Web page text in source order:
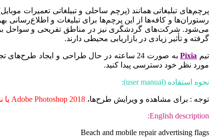
پرچم‌های تبلیغاتی همانند (پرچم ساحلی و تبیلغاتی تعمیرات
رستوران‌ها و کافه‌ها از این پرچم‌ها برای تبلیغات و اطلاع‌رسانی
می‌شود. شرکت‌های گردشگری نیز در مناطق تفریحی و سواحل برای
گرفته و تأثیر زیادی در بازاریابی محیطی دارند.
تیم Pixia
به صورت 24 ساعته در حال طراحی و ایجاد
مورد نظر خود دسترسی پیدا کنید.
نحوه استفاده (user manual):
توجه : برای مشاهده و ویرایش طرح‌ها، Adobe Photoshop 2018 یا نسخه‌های بروز یا بالاتر
English description:
Beach and mobile repair advertising flags